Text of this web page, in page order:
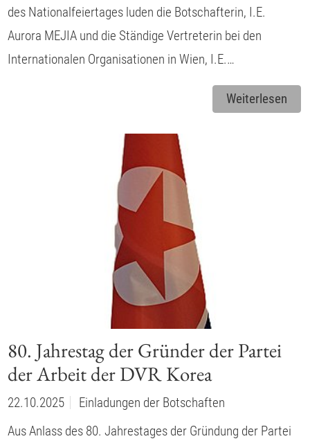
des Nationalfeiertages luden die Botschafterin, I.E.
Aurora MEJIA und die Ständige Vertreterin bei den
Internationalen Organisationen in Wien, I.E.…
Weiterlesen
80. Jahrestag der Gründer der Partei
der Arbeit der DVR Korea
22.10.2025
Einladungen der Botschaften
Aus Anlass des 80. Jahrestages der Gründung der Partei